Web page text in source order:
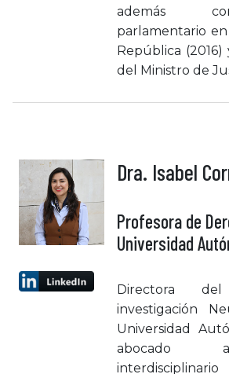
además
parlamentario
República
del Ministro de
Dra. Isabel
Profesora de
Universidad
Directora
investigación
Universidad
abocado